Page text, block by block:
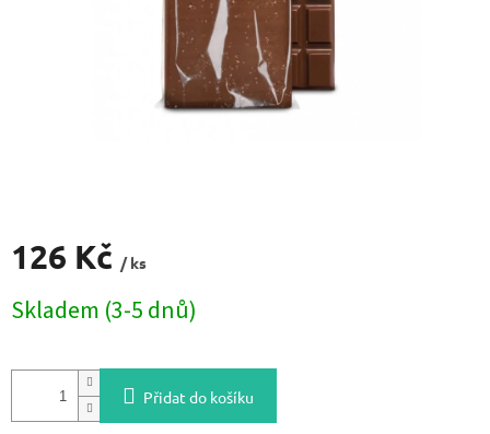
126 Kč / ks
cena:
Skladem (3-5 dnů)
Přidat do košíku